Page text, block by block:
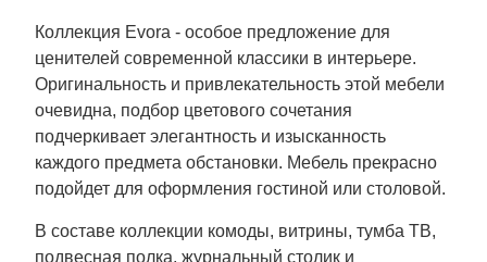
Коллекция Evora - особое предложение для
ценителей современной классики в интерьере.
Оригинальность и привлекательность этой мебели
очевидна, подбор цветового сочетания
подчеркивает элегантность и изысканность
каждого предмета обстановки. Мебель прекрасно
подойдет для оформления гостиной или столовой.
В составе коллекции комоды, витрины, тумба ТВ,
подвесная полка, журнальный столик и